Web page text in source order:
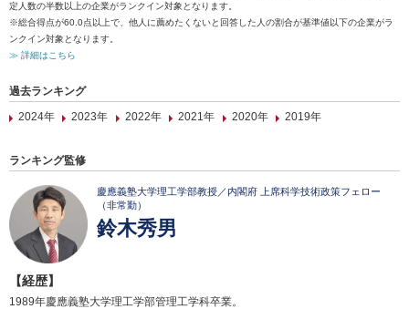
定人数の半数以上の企業がランクイン対象となります。
※総合得点が60.0点以上で、他人に薦めたくないと回答した人の割合が基準値以下の企業がラ
ンクイン対象となります。
≫ 詳細はこちら
過去ランキング
2024年
2023年 2022年 2021年 2020年 2019年
ランキング監修
慶應義塾大学理工学部教授／内閣府 上席科学技術政策フェロー
（非常勤）
鈴木秀男
【経歴】
1989年慶應義塾大学理工学部管理工学科卒業。